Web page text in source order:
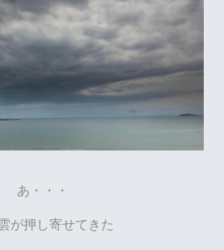
あ・・・
が押し寄せてきた